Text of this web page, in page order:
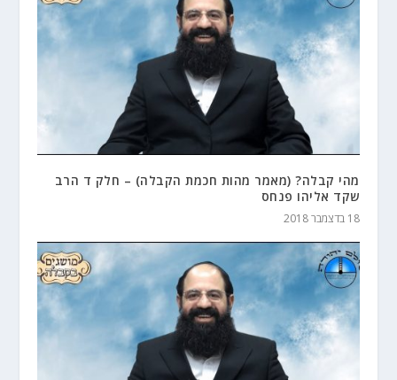
מהי קבלה? (מאמר מהות חכמת הקבלה) – חלק ד הרב
שקד אליהו פנחס
18 בדצמבר 2018